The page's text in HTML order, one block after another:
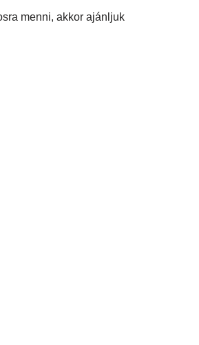
menni, akkor ajánljuk